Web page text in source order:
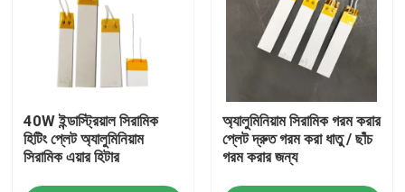
ভিডিও
ভিআর শো
আমাদের সম্পর্কে
কারখানা ভ্রমণ
40W ইন্ডাস্ট্রিয়াল সিরামিক
হিটিং প্লেট অ্যালুমিনিয়াম
সিরামিক এয়ার হিটার
অ্যালুমিনিয়াম সিরামিক গরম করার
প্লেট দ্রুত গরম করা ধাতু / ছাঁচ
গরম করার জন্য